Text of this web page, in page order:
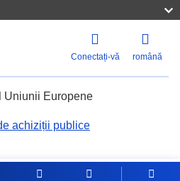
Conectați-vă română
Uniunii Europene
achiziții publice